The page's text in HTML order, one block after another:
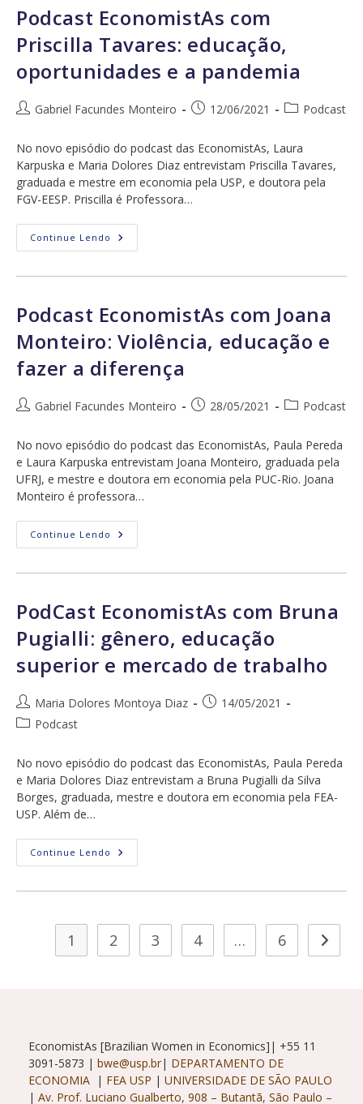
Profissional
Da
A
Pandemia
E
Normas
Podcast EconomistAs com
Priscilla Tavares: educação,
oportunidades e a pandemia
Autor
post:
Gabriel Facundes Monteiro
Post12/06/2021
Categoria
post:
Podcast
No novo episódio do podcast das EconomistAs, Laura
Karpuska e Maria Dolores Diaz entrevistam Priscilla Tavares,
graduada e mestre em economia pela USP, e doutora pela
FGV-EESP. Priscilla é Professora…
Continue Lendo Podcast
EconomistAs
Oportunidades
E
Pandemia
Podcast EconomistAs com Joana
Monteiro: Violência, educação e
fazer a diferença
Autor
post:
Gabriel Facundes Monteiro
Post28/05/2021
Categoria
post:
Podcast
No novo episódio do podcast das EconomistAs, Paula Pereda
e Laura Karpuska entrevistam Joana Monteiro, graduada pela
UFRJ, e mestre e doutora em economia pela PUC-Rio. Joana
Monteiro é professora…
Continue Lendo Podcast
EconomistAs
Educação
E
A
Diferença
PodCast EconomistAs com Bruna
Pugialli: gênero, educação
superior e mercado de trabalho
Autor
do
Maria Dolores Montoya Diaz
Post14/05/2021
Categoria
post:
Podcast
No novo episódio do podcast das EconomistAs, Paula Pereda
e Maria Dolores Diaz entrevistam a Bruna Pugialli da Silva
Borges, graduada, mestre e doutora em economia pela FEA-
USP. Além de…
Continue Lendo PodCast
EconomistAs
Educação
Superior
E
Mercado
1 2 3 4 … 6 Ir para
EconomistAs [Brazilian Women in Economics]| +55 11
3091-5873 | bwe@usp.br| DEPARTAMENTO DE
ECONOMIA | FEA USP | UNIVERSIDADE DE SÃO PAULO
| Av. Prof. Luciano Gualberto, 908 – Butantã, São Paulo –